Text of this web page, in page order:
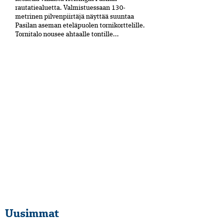
rautatiealuetta. Valmistuessaan 130-
metrinen pilvenpiirtäjä näyttää suuntaa
Pasilan aseman eteläpuolen tornikorttelille.
Tornitalo nousee ahtaalle tontille...
Uusimmat